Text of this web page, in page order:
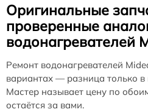
Оригинальные
проверенные
водонагревателей
Ремонт водонагревателей
вариантах — разница только
Мастер называет цену по
остаётся за вами.